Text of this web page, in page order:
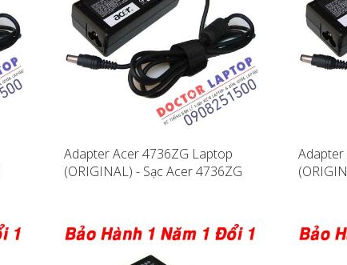
Adapter Acer 4736ZG Laptop
(ORIGINAL) - Sạc Acer 4736ZG